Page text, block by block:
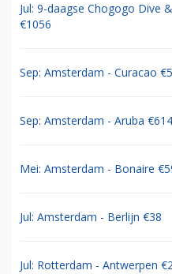
Jul: 9-daagse Chogogo Dive
€1056
Sep: Amsterdam - Curacao
Sep: Amsterdam - Aruba €614
Mei: Amsterdam - Bonaire
Jul: Amsterdam - Berlijn €38
Jul: Rotterdam - Antwerpen